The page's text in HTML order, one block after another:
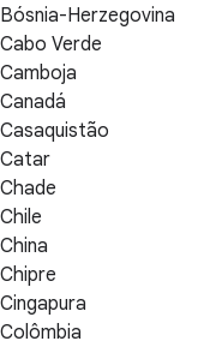
Bósnia-Herzegovina
Cabo Verde
Camboja
Canadá
Casaquistão
Catar
Chade
Chile
China
Chipre
Cingapura
Colômbia